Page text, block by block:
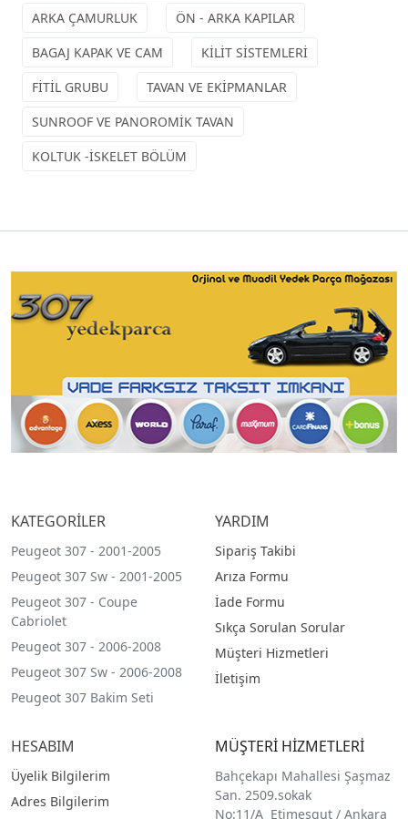
ARKA ÇAMURLUK
ÖN - ARKA KAPILAR
BAGAJ KAPAK VE CAM
KİLİT SİSTEMLERİ
FİTİL GRUBU
TAVAN VE EKİPMANLAR
SUNROOF VE PANOROMİK TAVAN
KOLTUK -İSKELET BÖLÜM
KATEGORİLER
Peugeot 307 - 2001-2005
Peugeot 307 Sw - 2001-2005
Peugeot 307 - Coupe
Cabriolet
Peugeot 307 - 2006-2008
Peugeot 307 Sw - 2006-2008
Peugeot 307 Bakim Seti
YARDIM
Sipariş Takibi
Arıza Formu
İade Formu
Sıkça Sorulan Sorular
Müşteri Hizmetleri
İletişim
HESABIM
Üyelik Bilgilerim
Adres Bilgilerim
MÜŞTERİ HİZMETLERİ
Bahçekapı Mahallesi Şaşmaz
San. 2509.sokak
No:11/A Etimesgut / Ankara